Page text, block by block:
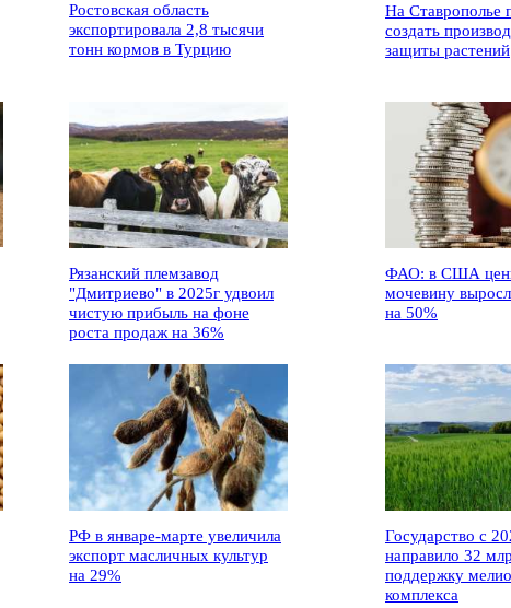
Ростовская область
экспортировала 2,8 тысячи
тонн кормов в Турцию
На Ставрополье
создать
защиты растений
Рязанский племзавод
"Дмитриево" в 2025г удвоил
чистую прибыль на фоне
роста продаж на 36%
ФАО: в США
мочевину
на 50%
РФ в январе-марте увеличила
экспорт масличных культур
на 29%
Государство с
направило 32
поддержку
комплекса